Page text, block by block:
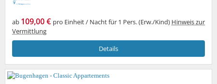
ab 109,00 € pro Einheit / Nacht für 1 Pers. (Erw./Kind) Hinweis zur
Vermittlung
Details